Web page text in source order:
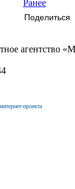
Ранее
Поделиться
агентство
проекта